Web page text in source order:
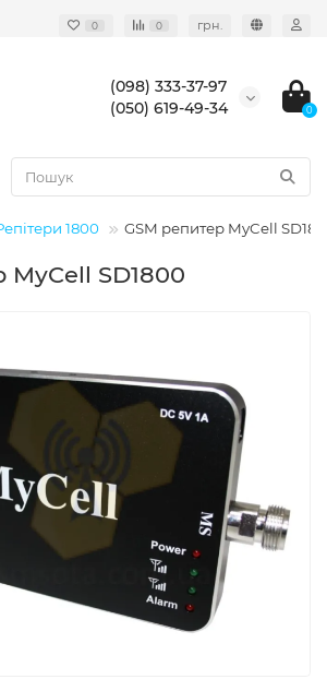
0 0 грн.
(098) 333-37-97
(050) 619-49-34
0
1800 GSM репитер MyCell
MyCell SD1800